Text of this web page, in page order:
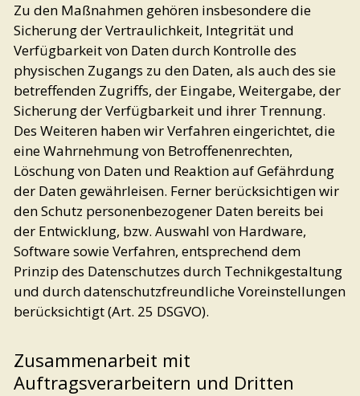
Zu den Maßnahmen gehören insbesondere die
Sicherung der Vertraulichkeit, Integrität und
Verfügbarkeit von Daten durch Kontrolle des
physischen Zugangs zu den Daten, als auch des sie
betreffenden Zugriffs, der Eingabe, Weitergabe, der
Sicherung der Verfügbarkeit und ihrer Trennung.
Des Weiteren haben wir Verfahren eingerichtet, die
eine Wahrnehmung von Betroffenenrechten,
Löschung von Daten und Reaktion auf Gefährdung
der Daten gewährleisen. Ferner berücksichtigen wir
den Schutz personenbezogener Daten bereits bei
der Entwicklung, bzw. Auswahl von Hardware,
Software sowie Verfahren, entsprechend dem
Prinzip des Datenschutzes durch Technikgestaltung
und durch datenschutzfreundliche Voreinstellungen
berücksichtigt (Art. 25 DSGVO).
Zusammenarbeit mit
Auftragsverarbeitern und Dritten